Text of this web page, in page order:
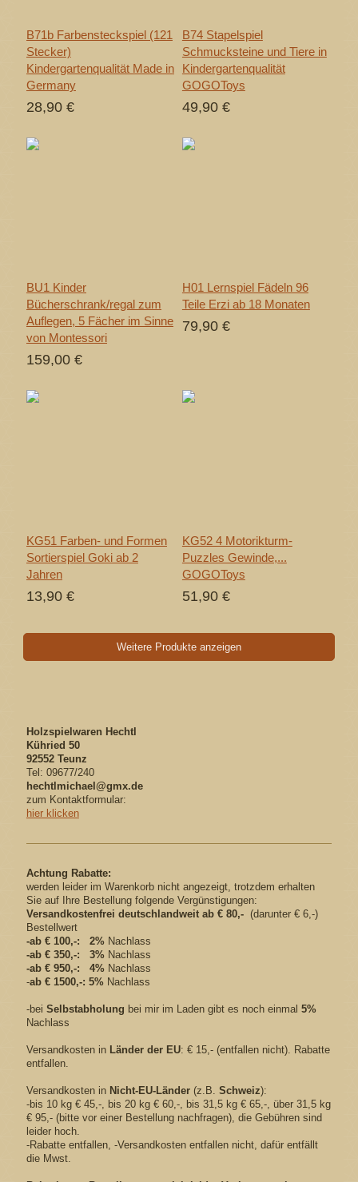
B71b Farbensteckspiel (121
Stecker)
Kindergartenqualität Made in
Germany
28,90 €
B74 Stapelspiel
Schmucksteine und Tiere in
Kindergartenqualität
GOGOToys
49,90 €
BU1 Kinder
Bücherschrank/regal zum
Auflegen, 5 Fächer im Sinne
von Montessori
159,00 €
H01 Lernspiel Fädeln 96
Teile Erzi ab 18 Monaten
79,90 €
KG51 Farben- und Formen
Sortierspiel Goki ab 2
Jahren
13,90 €
KG52 4 Motorikturm-
Puzzles Gewinde,...
GOGOToys
51,90 €
Weitere Produkte anzeigen
Holzspielwaren Hechtl
Kühried 50
92552 Teunz
Tel: 09677/240
hechtlmichael@gmx.de
zum Kontaktformular:
hier klicken
Achtung Rabatte:
werden leider im Warenkorb nicht angezeigt, trotzdem erhalten
Sie auf Ihre Bestellung folgende Vergünstigungen:
Versandkostenfrei deutschlandweit ab € 80,-(darunter € 6,-)
Bestellwert
-ab € 100,-: 2%Nachlass
-ab € 350,-: 3%Nachlass
-ab € 950,-: 4%Nachlass
-ab € 1500,-: 5%Nachlass
-bei Selbstabholung bei mir im Laden gibt es noch einmal 5%
Nachlass
Versandkosten in Länder der EU: € 15,- (entfallen nicht). Rabatte
entfallen.
Versandkosten in Nicht-EU-Länder(z.B. Schweiz):
-bis 10 kg € 45,-, bis 20 kg € 60,-, bis 31,5 kg € 65,-, über 31,5 kg
€ 95,- (bitte vor einer Bestellung nachfragen), die Gebühren sind
leider hoch.
-Rabatte entfallen, -Versandkosten entfallen nicht, dafür entfällt
die Mwst.